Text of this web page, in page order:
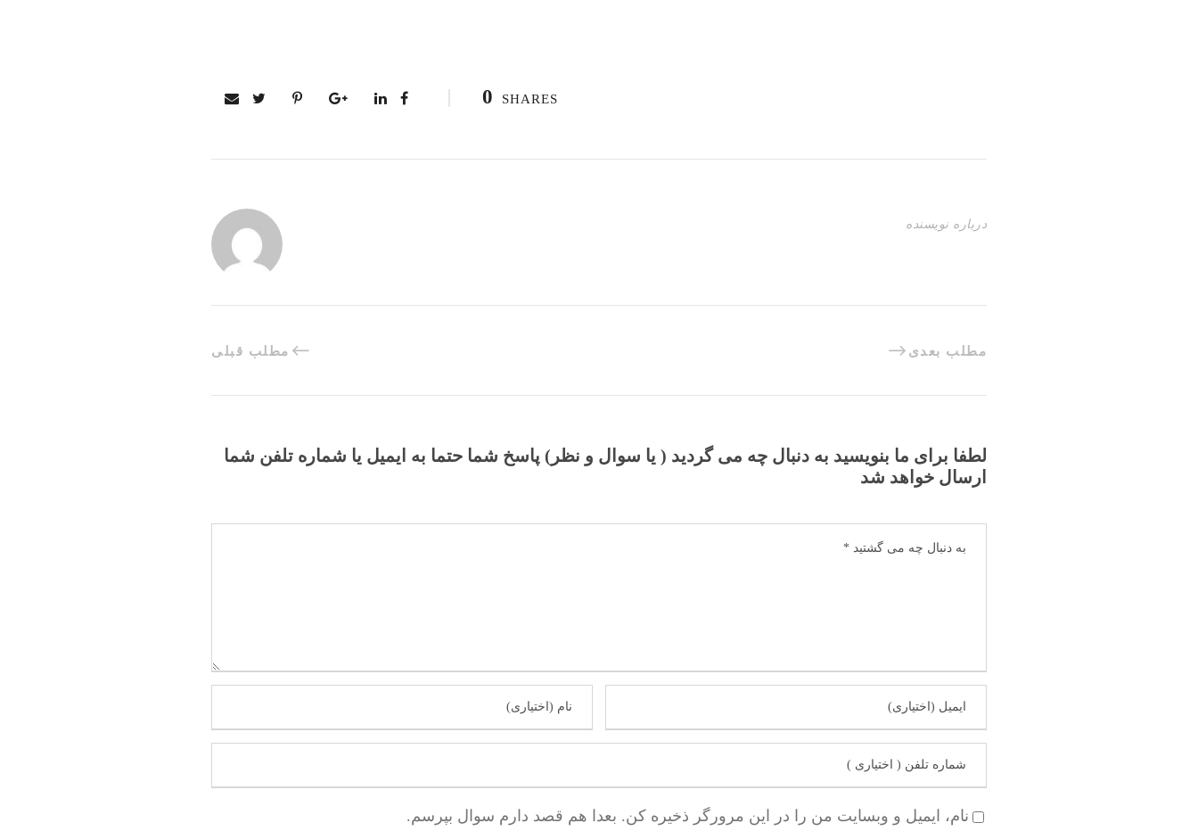
0 SHARES
درباره نویسنده
مطلب قبلی مطلب بعدی
لطفا برای ما بنویسید به دنبال چه می گردید ( یا سوال و نظر) پاسخ شما حتما به ایمیل یا شماره تلفن شما
ارسال خواهد شد
نام، ایمیل و وبسایت من را در این مرورگر ذخیره کن. بعدا هم قصد دارم سوال بپرسم.